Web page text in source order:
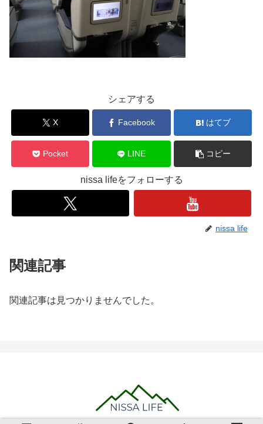
シェアする
X Facebook はてブ
Pocket LINE コピー
nissa lifeをフォローする
nissa life
関連記事
関連記事は見つかりませんでした。